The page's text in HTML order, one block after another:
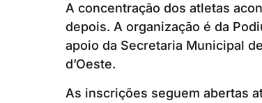
A concentração dos atletas
depois. A organização é da
apoio da Secretaria Municipal
d’Oeste.
As inscrições seguem abertas